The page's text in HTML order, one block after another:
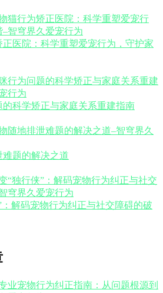
医院：科学重塑爱宠行为，守护家
的科学矫正与家庭关系重建指南
题的解决之道
：解码宠物行为纠正与社交障碍的破